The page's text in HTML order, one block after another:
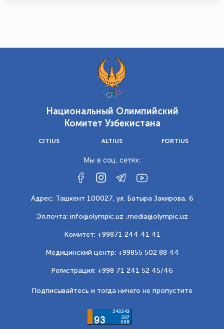
Национальный Олимпийский
Комитет Узбекистана
CITIUS ALTIUS FORTIUS
Мы в соц. сетях:
Адрес: Ташкент 100027, ул. Батыра Закирова, 6
Эл.почта: info@olympic.uz ,media@olympic.uz
Комитет: +99871 244 41 41
Медицинский центр: +99855 502 88 44
Регистрация: +998 71 241 52 45/46
Подписывайтесь и тогда ничего не пропустите